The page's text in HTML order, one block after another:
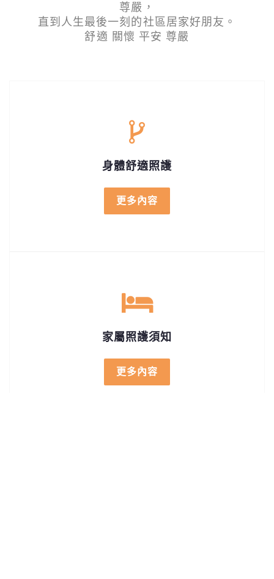
尊嚴，
直到人生最後一刻的社區居家好朋友。
舒適 關懷 平安 尊嚴
身體舒適照護
更多內容
家屬照護須知
更多內容